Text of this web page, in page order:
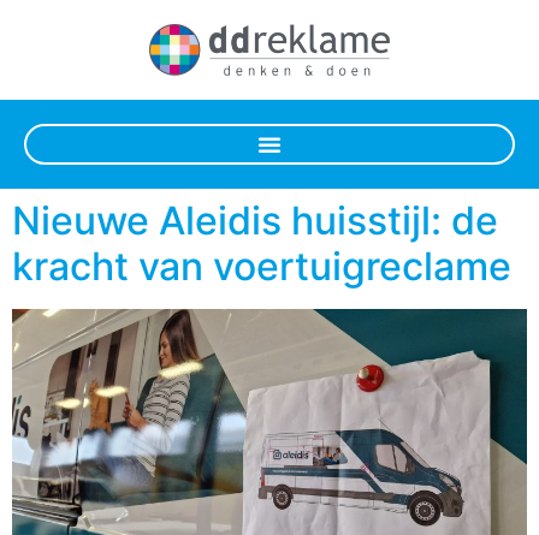
Nieuwe Aleidis huisstijl: de
kracht van voertuigreclame